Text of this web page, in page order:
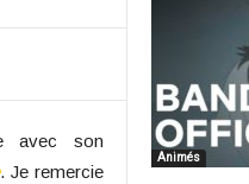
avec son
. Je remercie
Animés